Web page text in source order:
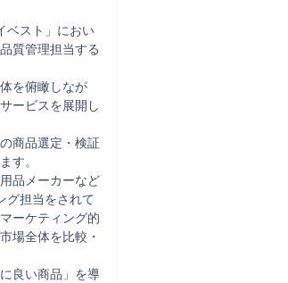
ベスト」におい
質管理担当する
を俯瞰しなが
ービスを展開し
商品選定・検証
す。
品メーカーなど
グ担当をされて
ーケティング的
場全体を比較・
良い商品」を導